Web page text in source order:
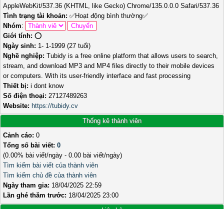
AppleWebKit/537.36 (KHTML, like Gecko) Chrome/135.0.0.0 Safari/537.36
Tình trạng tài khoản: ✅Hoạt động bình thường✅
Nhóm:
Giới tính: ⭕️
Ngày sinh: 1- 1-1999 (27 tuổi)
Nghề nghiệp: Tubidy is a free online platform that allows users to search,
stream, and download MP3 and MP4 files directly to their mobile devices
or computers. With its user-friendly interface and fast processing
Thiết bị: i dont know
Số điện thoại: 27127489263
Website: https://tubidy.cv
Thống kê thành viên
Cảnh cáo: 0
Tổng số bài viết: 0
(0.00% bài viết/ngày - 0.00 bài viết/ngày)
Tìm kiếm bài viết của thành viên
Tìm kiếm chủ đề của thành viên
Ngày tham gia: 18/04/2025 22:59
Lần ghé thăm trước: 18/04/2025 23:00